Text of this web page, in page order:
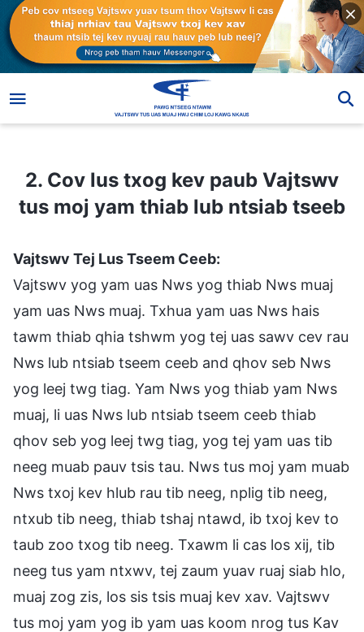
2. Cov lus txog kev paub Vajtswv
tus moj yam thiab lub ntsiab tseeb
Vajtswv Tej Lus Tseem Ceeb:
Vajtswv yog yam uas Nws yog thiab Nws muaj
yam uas Nws muaj. Txhua yam uas Nws hais
tawm thiab qhia tshwm yog tej uas sawv cev rau
Nws lub ntsiab tseem ceeb and qhov seb Nws
yog leej twg tiag. Yam Nws yog thiab yam Nws
muaj, li uas Nws lub ntsiab tseem ceeb thiab
qhov seb yog leej twg tiag, yog tej yam uas tib
neeg muab pauv tsis tau. Nws tus moj yam muab
Nws txoj kev hlub rau tib neeg, nplig tib neeg,
ntxub tib neeg, thiab tshaj ntawd, ib txoj kev to
taub zoo txog tib neeg. Txawm li cas los xij, tib
neeg tus yam ntxwv, tej zaum yuav ruaj siab hlo,
muaj zog zis, los sis tsis muaj kev xav. Vajtswv
tus moj yam yog ib yam uas koom nrog tus Kav